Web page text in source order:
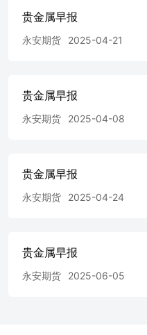
贵金属早报
永安期货 2025-04-21
贵金属早报
永安期货 2025-04-08
贵金属早报
永安期货 2025-04-24
贵金属早报
永安期货 2025-06-05